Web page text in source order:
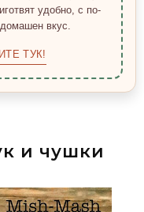
удобно, с по-
вкус.
ТУК!
и чушки